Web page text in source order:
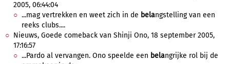
2005, 06:44:04
...mag vertrekken en weet zich in de belangstelling van een
reeks clubs....
Nieuws, Goede comeback van Shinji Ono, 18 september 2005,
17:16:57
...Pardo al vervangen. Ono speelde een belangrijke rol bij de